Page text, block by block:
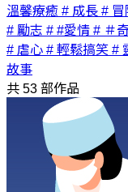
溫馨療癒 # 成長 # 冒
# 勵志 # #愛情 # ＃
# 虐心 # 輕鬆搞笑 #
故事
共 53 部作品